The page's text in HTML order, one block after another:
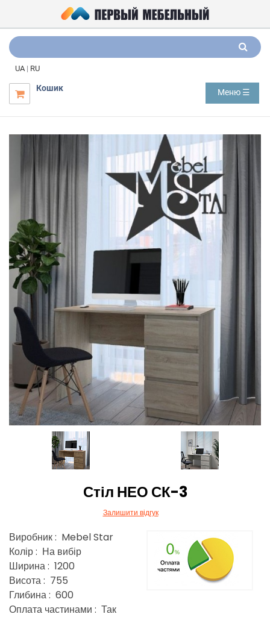
UA | RU

Кошик Меню ☰
Стіл НЕО СК-3
Залишити відгук
Виробник : Mebel Star
Колір : На вибір
Ширина : 1200
Висота : 755
Глибина : 600
Оплата частинами : Так